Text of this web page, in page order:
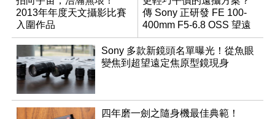
2013年年度天文攝影比賽
入圍作品
傳 Sony 正研發 FE 100-
400mm F5-6.8 OSS 望遠
變焦鏡頭
Sony 多款新鏡頭名單曝光！從魚眼
變焦到超望遠定焦原型鏡現身
四年磨一劍之隨身機最佳典範！